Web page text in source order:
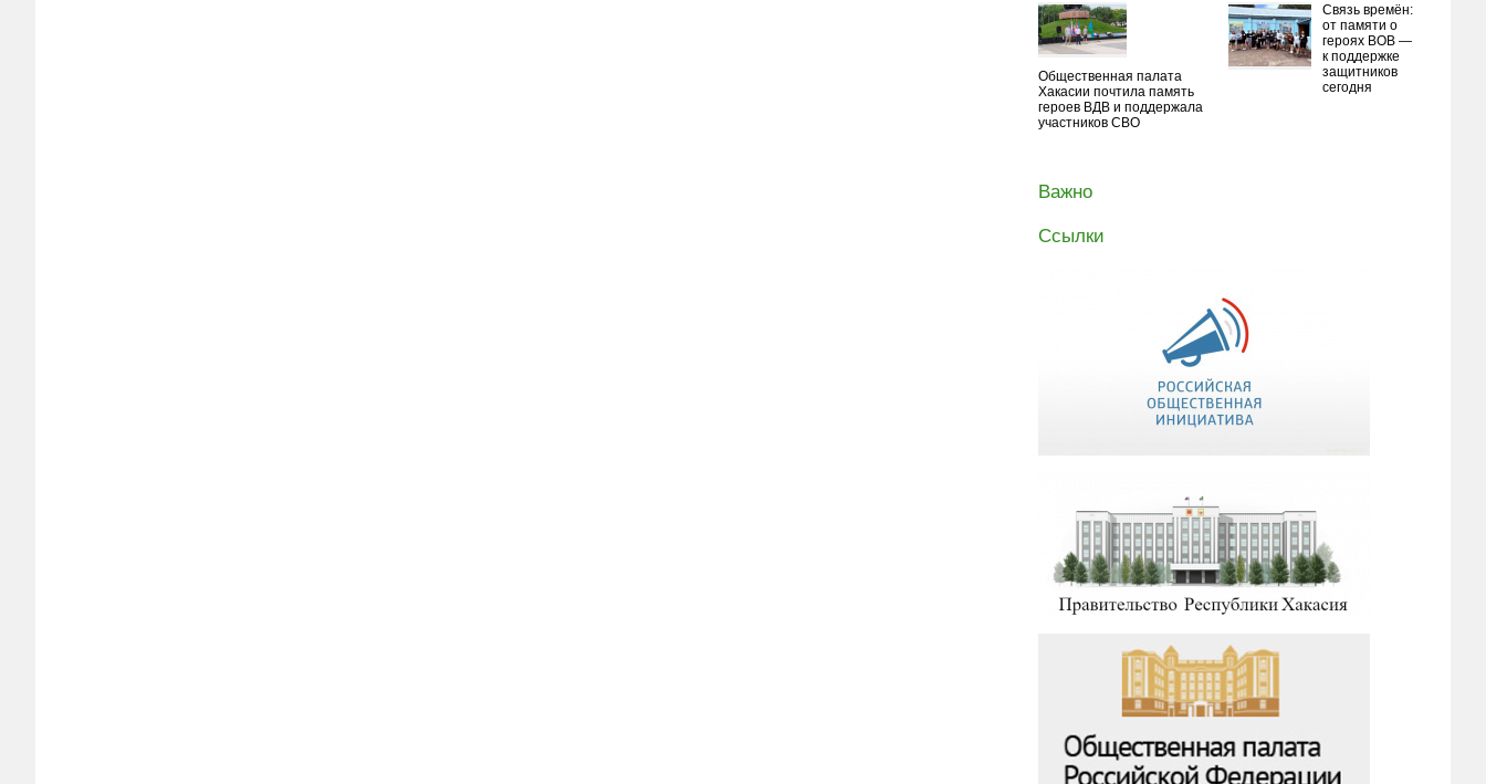
Общественная палата
Хакасии почтила память
героев ВДВ и поддержала
участников СВО
Связь времён:
от памяти о
героях ВОВ —
к поддержке
защитников
сегодня
Важно
Ссылки